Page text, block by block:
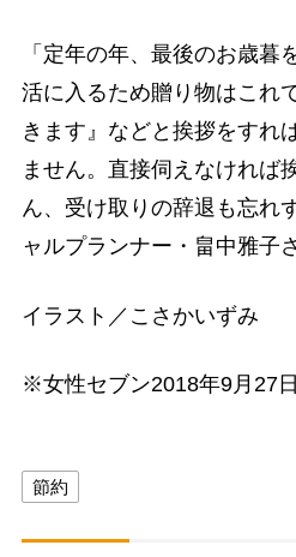
「定年の年、最後のお歳暮
活に入るため贈り物はこれ
きます』などと挨拶をすれ
ません。直接伺えなければ
ん、受け取りの辞退も忘れ
ャルプランナー・畠中雅子
イラスト／こさかいずみ
※女性セブン2018年9月27
節約